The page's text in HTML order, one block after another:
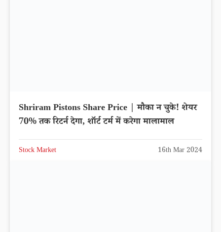
Shriram Pistons Share Price | मौका न चुके! शेयर
70% तक रिटर्न देगा, शॉर्ट टर्म में करेगा मालामाल
Stock Market 16th Mar 2024